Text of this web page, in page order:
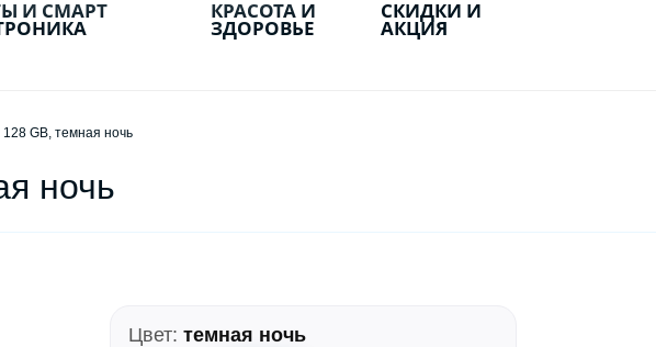
И СМАРТ КРАСОТА И
ЗДОРОВЬЕ
СКИДКИ И
АКЦИЯ
GB, темная ночь
ночь
Цвет:темная ночь